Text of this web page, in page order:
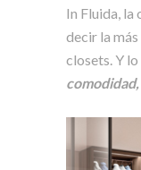
In Fluida, la
decir la
closets. Y lo